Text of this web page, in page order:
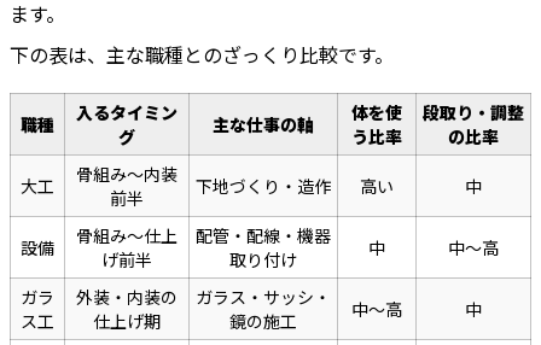
ます。
下の表は、主な職種とのざっくり比較です。
職種
入るタイミン
グ
主な仕事の軸
体を使
う比率
段取り・調整
の比率
大工
骨組み〜内装
前半
下地づくり・造作 高い 中
設備
骨組み〜仕上
げ前半
配管・配線・機器
取り付け
中 中〜高
ガラ
ス工
外装・内装の
仕上げ期
ガラス・サッシ・
鏡の施工
中〜高 中